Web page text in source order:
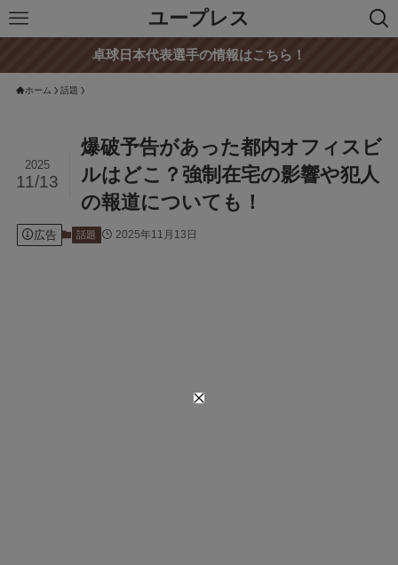
ユープレス
卓球日本代表選手の情報はこちら！
ホーム 話題
爆破予告があった都内オフィスビ
ルはどこ？強制在宅の影響や犯人
の報道についても！
2025
11/13
広告 話題 2025年11月13日